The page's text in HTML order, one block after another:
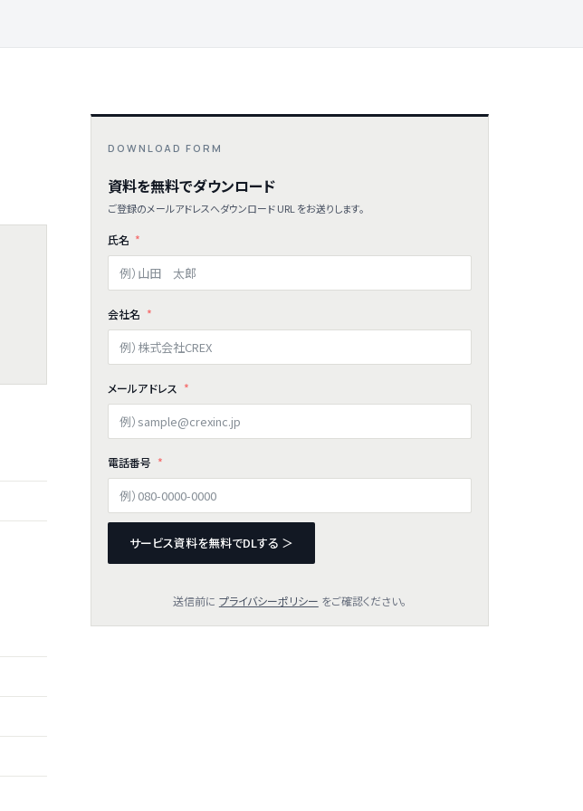
DOWNLOAD FORM
資料を無料でダウンロード
ご登録のメールアドレスへダウンロード URL をお送りします。
氏名
会社名
メールアドレス
電話番号
サービス資料を無料でDLする ＞
送信前に プライバシーポリシー をご確認ください。